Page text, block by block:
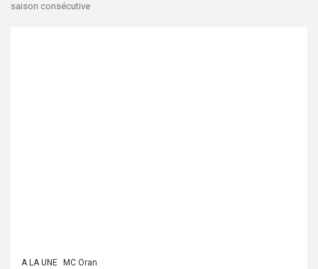
saison consécutive
A LA UNE MC Oran